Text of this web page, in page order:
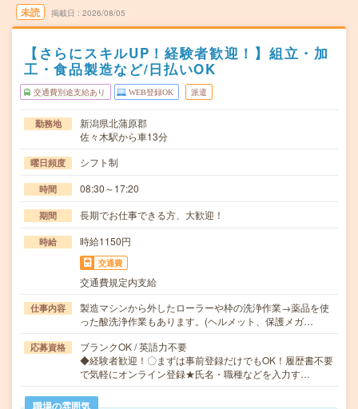
未読 掲載日 2026/08/05
【さらにスキルUP！経験者歓迎！】組立・加
工・食品製造など/日払いOK
交通費別途支給あり WEB登録OK 派遣
勤務地
新潟県北蒲原郡
佐々木駅から車13分
曜日頻度 シフト制
時間 08:30～17:20
期間 長期でお仕事できる方、大歓迎！
時給 時給1150円
交通費
交通費規定内支給
仕事内容
製造マシンから外したローラーや枠の洗浄作業→薬品を使
った酸洗浄作業もあります。(ヘルメット、保護メガ…
応募資格
ブランクOK / 英語力不要
◆経験者歓迎！〇まずは事前登録だけでもOK！履歴書不要
で気軽にオンライン登録★氏名・職種などを入力す…
職場の雰囲気